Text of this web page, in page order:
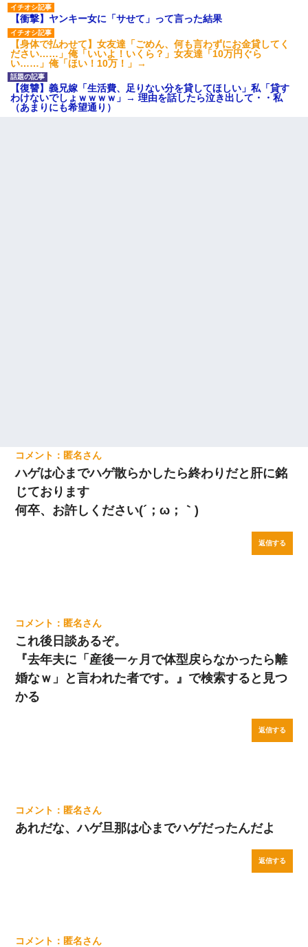
婚活パーティーでよく会う美女がいた。こんな完璧な容姿を持っ
てしても結婚て難しいんだなぁ…と思ってた
見合いにて。嫁「はじめまして」俺「失礼ですが○○さんご本人で
すか？」
【衝撃】ヤンキー女に「サせて」って言った結果
【身体で払わせて】女友達「ごめん、何も言わずにお金貸してく
ださい……」俺「いいよ！いくら？」女友達「10万円ぐら
い……」俺「ほい！10万！」→
【復讐】義兄嫁「生活費、足りない分を貸してほしい」私「貸す
わけないでしょｗｗｗｗ」→ 理由を話したら泣き出して・・私
（あまりにも希望通り）
匿名
ハゲは心までハゲ散らかしたら終わりだと肝に銘
じております
何卒、お許しください(´；ω；｀)
返信する
匿名
これ後日談あるぞ。
『去年夫に「産後一ヶ月で体型戻らなかったら離
婚なｗ」と言われた者です。』で検索すると見つ
かる
返信する
匿名
あれだな、ハゲ旦那は心までハゲだったんだよ
返信する
匿名